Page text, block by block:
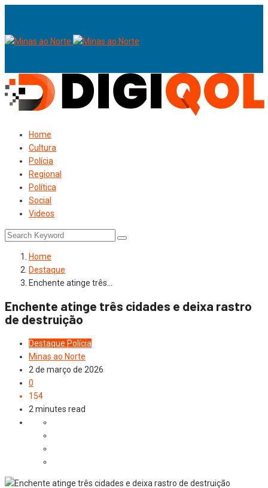
Home
Cultura
Polícia
Regional
Política
Social
Videos
Home
Destaque
Enchente atinge três…
Enchente atinge três cidades e deixa rastro
de destruição
Destaque Polícia
Minas ao Norte
2 de março de 2026
0
154
2 minutes read